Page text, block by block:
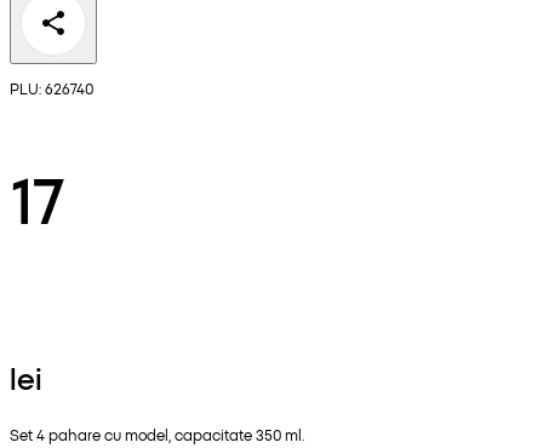
PLU: 626740
17
lei
Set 4 pahare cu model, capacitate 350 ml.